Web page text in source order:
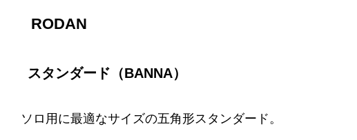
RODAN
スタンダード（BANNA）
ソロ用に最適なサイズの五角形スタンダード。